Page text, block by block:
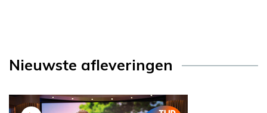
Nieuwste afleveringen